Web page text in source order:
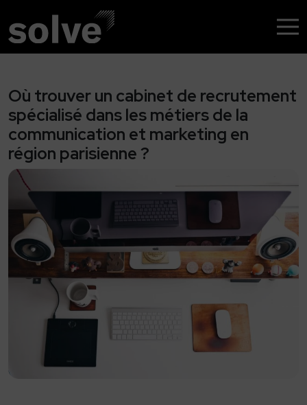
Recrutement profils rares
Chasseur de Têtes
Assessment
Accompagnement de dirigeants et
cadres
RPO
Management de transition
Nos domaines
Santé
Industrie
Hôtellerie et restauration
Où trouver un cabinet de recrutement
spécialisé dans les métiers de la
communication et marketing en
région parisienne ?